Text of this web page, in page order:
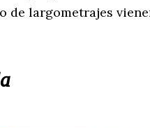
de largometrajes